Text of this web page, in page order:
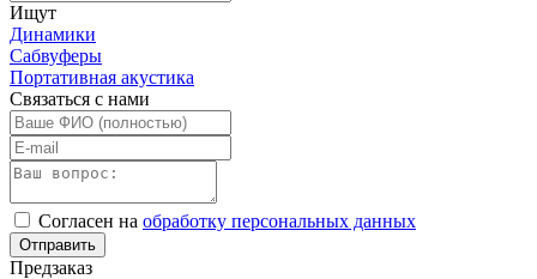
Ищут
Динамики
Сабвуферы
Портативная акустика
Связаться с нами
Согласен на обработку персональных данных
Отправить
Предзаказ